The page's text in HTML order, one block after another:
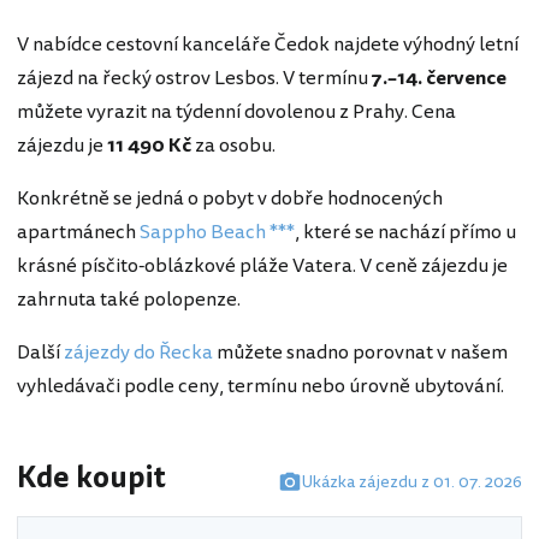
V nabídce cestovní kanceláře Čedok najdete výhodný letní
zájezd na řecký ostrov Lesbos. V termínu7.–14. července
můžete vyrazit na týdenní dovolenou z Prahy. Cena
zájezdu je11 490 Kčza osobu.
Konkrétně se jedná o pobyt v dobře hodnocených
apartmánechSappho Beach ***, které se nachází přímo u
krásné písčito-oblázkové pláže Vatera. V ceně zájezdu je
zahrnuta také polopenze.
Dalšízájezdy do Řeckamůžete snadno porovnat v našem
vyhledávači podle ceny, termínu nebo úrovně ubytování.
Kde koupit Ukázka zájezdu z 01. 07. 2026